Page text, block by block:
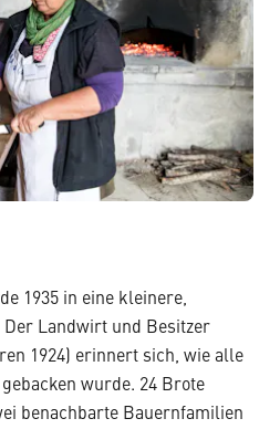
1935 in eine kleinere,
Landwirt und Besitzer
1924) erinnert sich, wie alle
wurde. 24 Brote
benachbarte Bauernfamilien